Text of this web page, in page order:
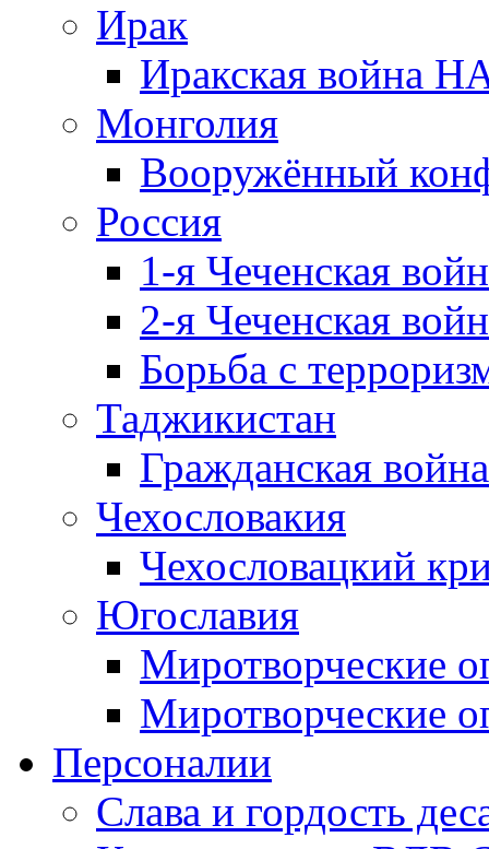
Ирак
Иракская война
Монголия
Вооружённый
Россия
1-я Чеченская
2-я Чеченская
Борьба с
Таджикистан
Гражданская
Чехословакия
Чехословацкий
Югославия
Миротворческие
Миротворческие
Персоналии
Слава и гордость